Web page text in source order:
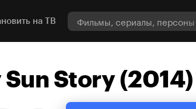
на ТВ
Story (2014)